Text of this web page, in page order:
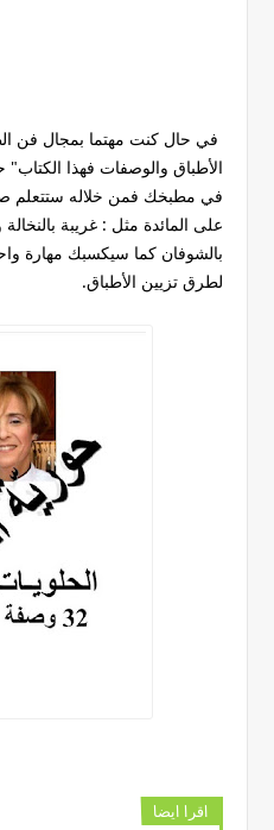
في حال كنت مهتما بمجال فن
الأطباق والوصفات فهذا
في مطبخك فمن خلاله ستتعلم
على المائدة مثل : غريبة
بالشوفان كما سيكسبك مهارة
لطرق تزيين الأطباق.
اقرا ايضا